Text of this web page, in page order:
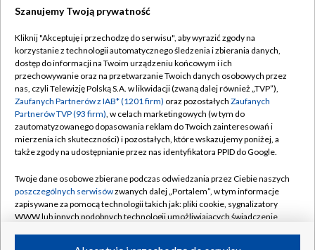
TVP
Abonament TVP
Emisja w TVP
Centrum informacji TVP
Naziemna Telewizja Cyfrowa
Rada Programowa
System NOS
Informacje o nadawcy
Regulamin TVP
Polityka prywatności
Moje zgody
Pomoc
Kontakt
Kanały
Szanujemy Twoją prywatność
Kliknij "Akceptuję i przechodzę do serwisu", aby wyrazić zgody na
korzystanie z technologii automatycznego śledzenia i zbierania danych,
dostęp do informacji na Twoim urządzeniu końcowym i ich
przechowywanie oraz na przetwarzanie Twoich danych osobowych przez
nas, czyli Telewizję Polską S.A. w likwidacji (zwaną dalej również „TVP”),
Zaufanych Partnerów z IAB* (1201 firm) oraz pozostałych Zaufanych
Partnerów TVP (93 firm), w celach marketingowych (w tym do
zautomatyzowanego dopasowania reklam do Twoich zainteresowań i
mierzenia ich skuteczności) i pozostałych, które wskazujemy poniżej, a
także zgody na udostępnianie przez nas identyfikatora PPID do Google.
Twoje dane osobowe zbierane podczas odwiedzania przez Ciebie naszych
poszczególnych serwisówzwanych dalej „Portalem”, w tym informacje
zapisywane za pomocą technologii takich jak: pliki cookie, sygnalizatory
WWW lub innych podobnych technologii umożliwiających świadczenie